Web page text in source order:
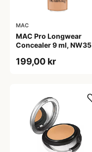
MAC
MAC Pro Longwear
Concealer 9 ml, NW35
199,00 kr